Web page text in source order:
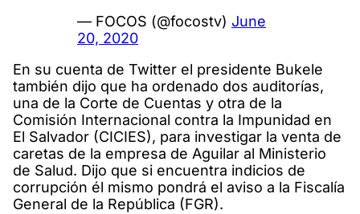
— FOCOS (@focostv) June
20, 2020
En su cuenta de Twitter el presidente Bukele
también dijo que ha ordenado dos auditorías,
una de la Corte de Cuentas y otra de la
Comisión Internacional contra la Impunidad en
El Salvador (CICIES), para investigar la venta de
caretas de la empresa de Aguilar al Ministerio
de Salud. Dijo que si encuentra indicios de
corrupción él mismo pondrá el aviso a la Fiscalía
General de la República (FGR).